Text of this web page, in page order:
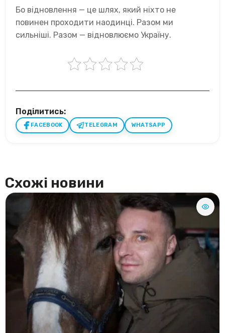
Бо відновлення — це шлях, який ніхто не
повинен проходити наодинці. Разом ми
сильніші. Разом — відновлюємо Україну.
Поділитись:
FACEBOOK TELEGRAM WHATSAPP
Схожі новини